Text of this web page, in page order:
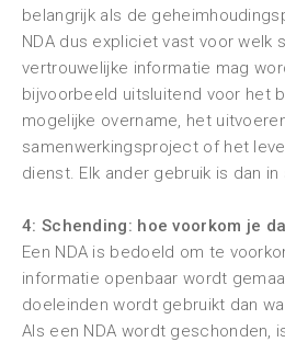
belangrijk als de
NDA dus expliciet vast voor welk
vertrouwelijke informatie mag
bijvoorbeeld uitsluitend voor het
mogelijke overname, het
samenwerkingsproject of het
dienst. Elk ander gebruik is dan
4: Schending: hoe voorkom je
Een NDA is bedoeld om te
informatie openbaar wordt
doeleinden wordt gebruikt dan
Als een NDA wordt geschonden,